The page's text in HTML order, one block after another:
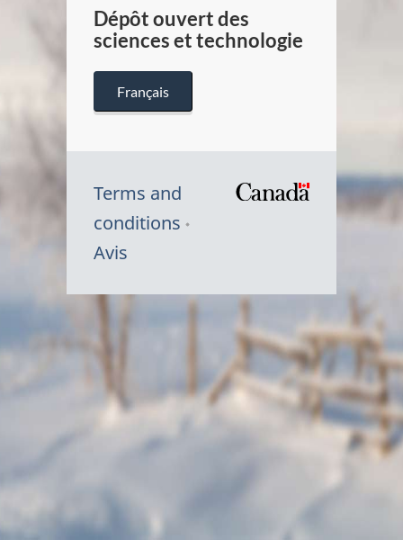
Dépôt ouvert des
sciences et technologie
Français
Terms and
conditions
Avis
Symbole
Canada